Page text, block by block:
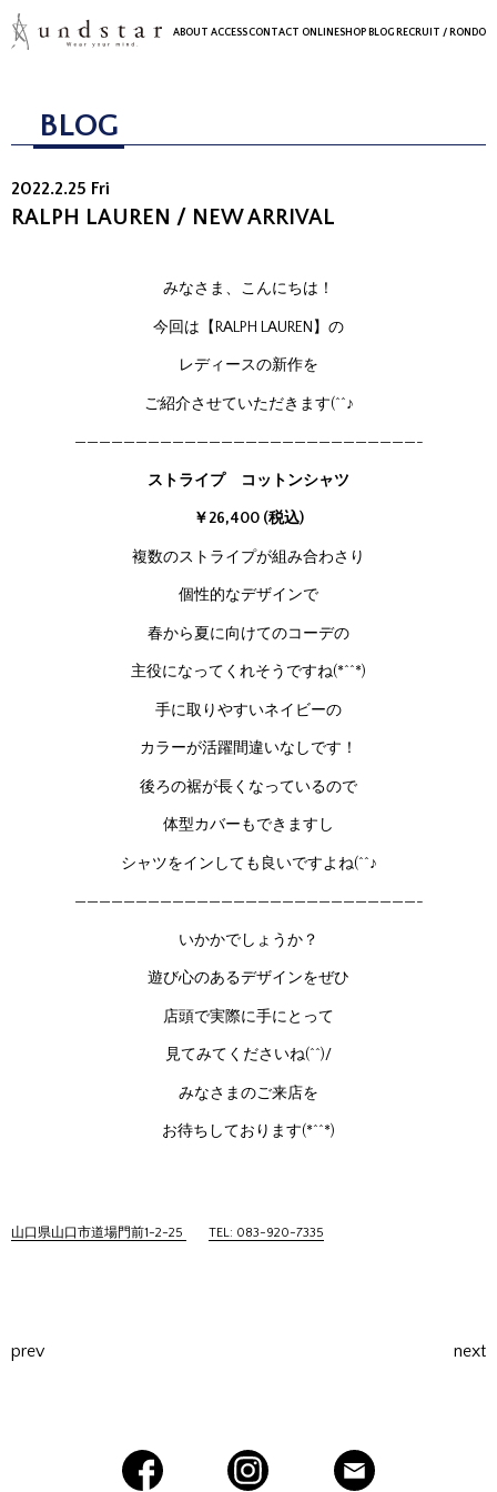
ABOUT ACCESSCONTACT ONLINESHOP BLOG RECRUIT / RONDO
BLOG
2022.2.25 Fri
RALPH LAUREN / NEW ARRIVAL
みなさま、こんにちは！
今回は【RALPH LAUREN】の
レディースの新作を
ご紹介させていただきます(^^♪
————————————————————————————-
ストライプ コットンシャツ
￥26,400 (税込)
複数のストライプが組み合わさり
個性的なデザインで
春から夏に向けてのコーデの
主役になってくれそうですね(*^^*)
手に取りやすいネイビーの
カラーが活躍間違いなしです！
後ろの裾が長くなっているので
体型カバーもできますし
シャツをインしても良いですよね(^^♪
————————————————————————————-
いかかでしょうか？
遊び心のあるデザインをぜひ
店頭で実際に手にとって
見てみてくださいね(^^)/
みなさまのご来店を
お待ちしております(*^^*)
山口県山口市道場門前1-2-25 TEL: 083-920-7335
prev next